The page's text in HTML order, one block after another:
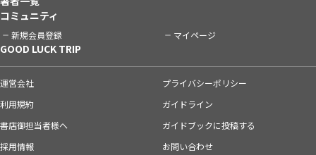
コミュニティ
新規会員登録 マイページ
GOOD LUCK TRIP
運営会社
プライバシーポリシー
利用規約
ガイドライン
書店御担当者様へ
ガイドブックに投稿する
採用情報
お問い合わせ